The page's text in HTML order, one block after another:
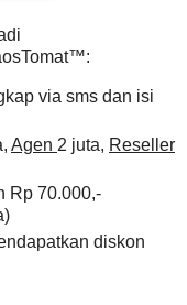
via sms dan isi
Agen 2 juta, Reseller
Rp 70.000,-
diskon